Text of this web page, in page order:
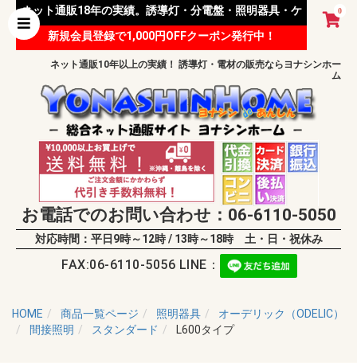
0
ネット通販18年の実績。誘導灯・分電盤・照明器具・ケ
ーブル等 様々な資材を取り扱っています。
新規会員登録で1,000円OFFクーポン発行中！
ネット通販10年以上の実績！ 誘導灯・電材の販売ならヨナシンホー
ム
お電話でのお問い合わせ：06-6110-5050
対応時間：平日9時～12時 / 13時～18時 土・日・祝休み
FAX:06-6110-5056 LINE：
HOME 商品一覧ページ 照明器具
オーデリック（ODELIC）
間接照明
スタンダード L600タイプ